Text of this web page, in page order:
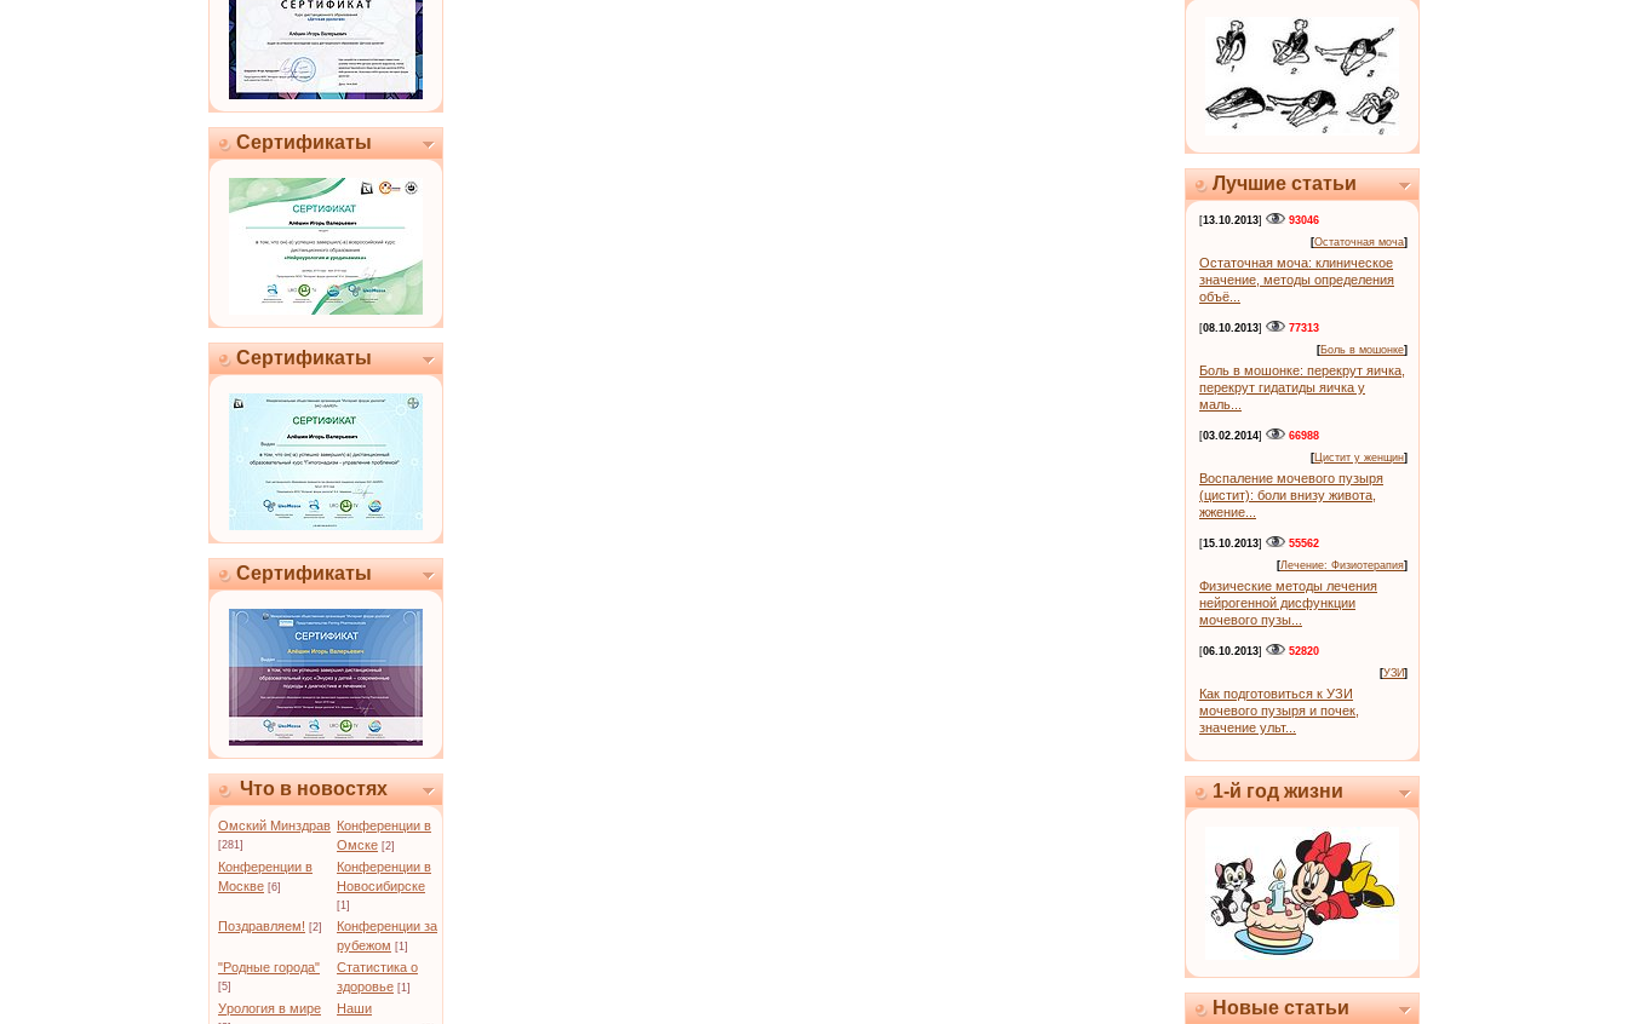
Сертификаты
Сертификаты
Сертификаты
Что в новостях
Омский Минздрав
[281]
Конференции в
Омске [2]
Конференции в
Москве [6]
Конференции в
Новосибирске
[1]
Поздравляем! [2]
Конференции за
рубежом [1]
"Родные города"
[5]
Статистика о
здоровье [1]
Урология в мире
Наши
Лучшие статьи
[13.10.2013]
93046
[Остаточная моча]
Остаточная моча: клиническое
значение, методы определения
объё...
[08.10.2013]
77313
[Боль в мошонке]
Боль в мошонке: перекрут яичка,
перекрут гидатиды яичка у
маль...
[03.02.2014]
66988
[Цистит у женщин]
Воспаление мочевого пузыря
(цистит): боли внизу живота,
жжение...
[15.10.2013]
55562
[Лечение: Физиотерапия]
Физические методы лечения
нейрогенной дисфункции
мочевого пузы...
[06.10.2013]
52820
[УЗИ]
Как подготовиться к УЗИ
мочевого пузыря и почек,
значение ульт...
1-й год жизни
Новые статьи